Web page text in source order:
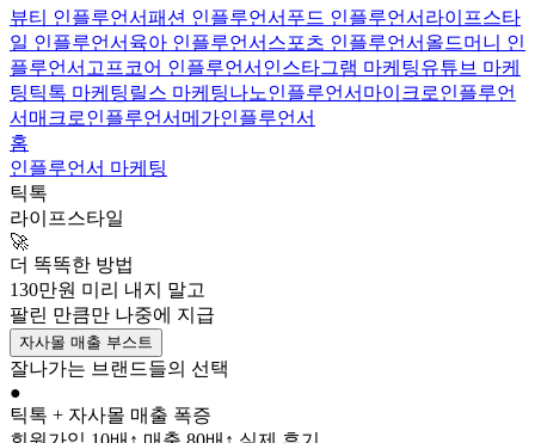
뷰티 인플루언서패션 인플루언서 푸드 인플루언서 라이프스타
일 인플루언서 육아 인플루언서 스포츠 인플루언서 올드머니 인
플루언서 고프코어 인플루언서 인스타그램 마케팅유튜브 마케
팅틱톡 마케팅 릴스 마케팅나노인플루언서 마이크로인플루언
서 매크로인플루언서 메가인플루언서
홈
인플루언서 마케팅
틱톡
라이프스타일
🚀
더 똑똑한 방법
130만원 미리 내지 말고
팔린 만큼만 나중에 지급
자사몰 매출 부스트
잘나가는 브랜드들의 선택
●
틱톡 + 자사몰 매출 폭증